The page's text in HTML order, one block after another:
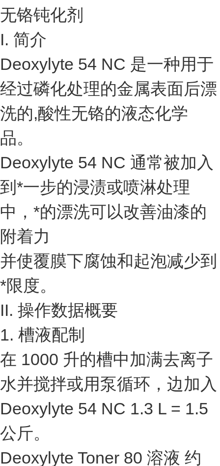
无铬钝化剂
I. 简介
Deoxylyte 54 NC 是一种用于
经过磷化处理的金属表面后漂
洗的,酸性无铬的液态化学
品。
Deoxylyte 54 NC 通常被加入
到*一步的浸渍或喷淋处理
中，*的漂洗可以改善油漆的
附着力
并使覆膜下腐蚀和起泡减少到
*限度。
II. 操作数据概要
1. 槽液配制
在 1000 升的槽中加满去离子
水并搅拌或用泵循环，边加入
Deoxylyte 54 NC 1.3 L = 1.5
公斤。
Deoxylyte Toner 80 溶液 约